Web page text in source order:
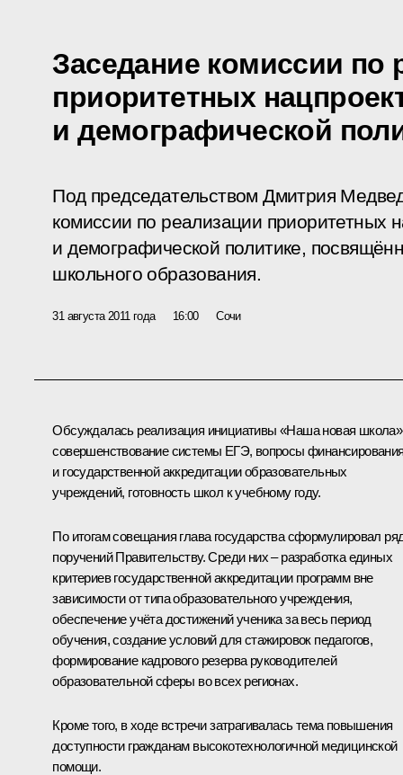
Заседание комиссии по
приоритетных
и демографической
Под председательством Дмитрия
комиссии по реализации приоритетных
и демографической политике,
школьного образования.
31 августа 2011 года 16:00 Сочи
Обсуждалась реализация инициативы «Наша новая
совершенствование системы ЕГЭ, вопросы
и государственной аккредитации образовательных
учреждений, готовность школ к учебному году.
По итогам совещания глава государства сформулировал
поручений Правительству. Среди них – разработка единых
критериев государственной аккредитации программ вне
зависимости от типа образовательного учреждения,
обеспечение учёта достижений ученика за весь период
обучения, создание условий для стажировок педагогов,
формирование кадрового резерва руководителей
образовательной сферы во всех регионах.
Кроме того, в ходе встречи затрагивалась тема повышения
доступности гражданам высокотехнологичной медицинской
помощи.